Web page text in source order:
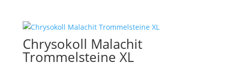
Chrysokoll Malachit
Trommelsteine XL